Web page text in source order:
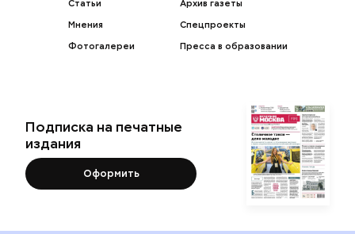
Статьи
Мнения
Фотогалереи
Архив газеты
Спецпроекты
Пресса в образовании
Подписка на печатные
издания
Оформить